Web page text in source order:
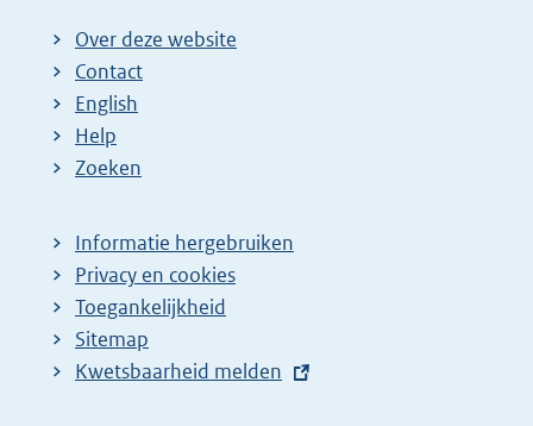
Over deze website
Contact
English
Help
Zoeken
Informatie hergebruiken
Privacy en cookies
Toegankelijkheid
Sitemap
E
Kwetsbaarheid melden